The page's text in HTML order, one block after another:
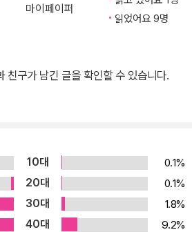
민과 생각, 하고 싶었던 이야기가 선생님
친구입니다. 그러니 마음에 드는 친구가
운 한 달을 보낼 겁니다. 하지만 그렇지 않
」 동시조처럼 태권도 여왕이 짝인 된다면,
거예요. 개그맨 성민이나 보디가드 승용
달이 되겠지만, 태권도 여왕이라 어쩔 수
마이페이퍼
읽었어요 9명
친구가 남긴 글을 확인할 수 있습니다.
10대
0.1%
20대
0.1%
30대
1.8%
40대
9.2%